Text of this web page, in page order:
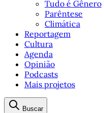
Tudo é Gênero
Parêntese
Climática
Reportagem
Cultura
Agenda
Opinião
Podcasts
Mais projetos
Buscar